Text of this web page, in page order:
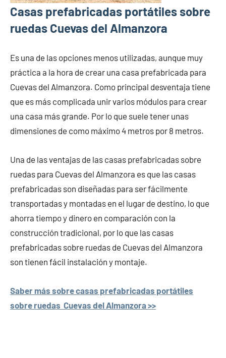
Casas prefabricadas portátiles sobre
ruedas Cuevas del Almanzora
Es una de las opciones menos utilizadas, aunque muy
práctica a la hora de crear una casa prefabricada para
Cuevas del Almanzora. Como principal desventaja tiene
que es más complicada unir varios módulos para crear
una casa más grande. Por lo que suele tener unas
dimensiones de como máximo 4 metros por 8 metros.
Una de las ventajas de las casas prefabricadas sobre
ruedas para Cuevas del Almanzora es que las casas
prefabricadas son diseñadas para ser fácilmente
transportadas y montadas en el lugar de destino, lo que
ahorra tiempo y dinero en comparación con la
construcción tradicional, por lo que las casas
prefabricadas sobre ruedas de Cuevas del Almanzora
son tienen fácil instalación y montaje.
Saber más sobre casas prefabricadas portátiles
sobre ruedas Cuevas del Almanzora >>